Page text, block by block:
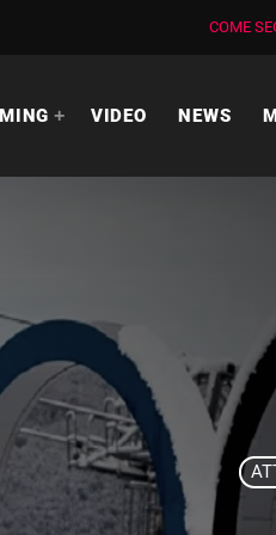
COME
VIDEO NEWS